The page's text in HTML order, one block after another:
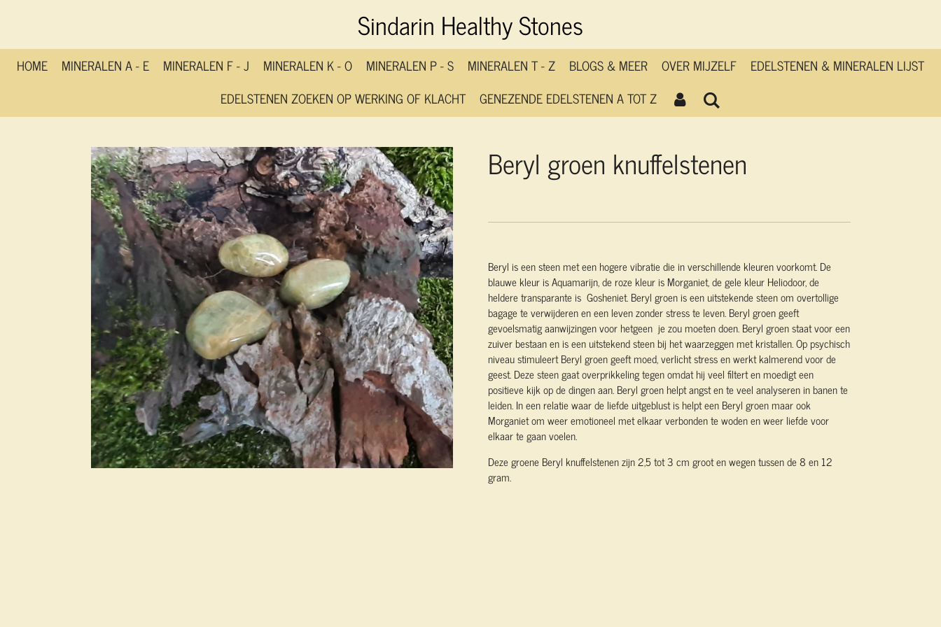
de
hoofdinhoud
Sindarin Healthy Stones
HOME MINERALEN A - E MINERALEN F - J MINERALEN K - O MINERALEN P - S MINERALEN T - Z BLOGS & MEER OVER MIJZELF
EDELSTENEN & MINERALEN LIJST
EDELSTENEN ZOEKEN OP WERKING OF KLACHT
GENEZENDE EDELSTENEN A TOT Z
Beryl groen knuffelstenen
Beryl is een steen met een hogere vibratie die in verschillende kleuren voorkomt. De
blauwe kleur is Aquamarijn, de roze kleur is Morganiet, de gele kleur Heliodoor, de
heldere transparante is Gosheniet. Beryl groen is een uitstekende steen om overtollige
bagage te verwijderen en een leven zonder stress te leven. Beryl groen geeft
gevoelsmatig aanwijzingen voor hetgeen je zou moeten doen. Beryl groen staat voor een
zuiver bestaan en is een uitstekend steen bij het waarzeggen met kristallen. Op psychisch
niveau stimuleert Beryl groen geeft moed, verlicht stress en werkt kalmerend voor de
geest. Deze steen gaat overprikkeling tegen omdat hij veel filtert en moedigt een
positieve kijk op de dingen aan. Beryl groen helpt angst en te veel analyseren in banen te
leiden. In een relatie waar de liefde uitgeblust is helpt een Beryl groen maar ook
Morganiet om weer emotioneel met elkaar verbonden te woden en weer liefde voor
elkaar te gaan voelen.
Deze groene Beryl knuffelstenen zijn 2,5 tot 3 cm groot en wegen tussen de 8 en 12
gram.